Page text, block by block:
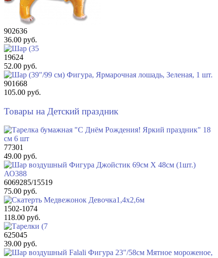
902636
36.00 руб.
19624
52.00 руб.
901668
105.00 руб.
Товары на Детский праздник
77301
49.00 руб.
6069285/15519
75.00 руб.
1502-1074
118.00 руб.
625045
39.00 руб.